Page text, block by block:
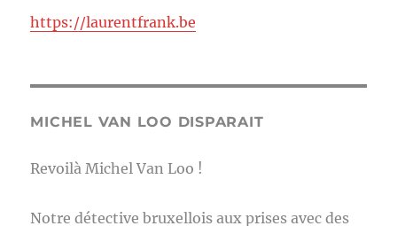
https://laurentfrank.be
MICHEL VAN LOO DISPARAIT
Revoilà Michel Van Loo !
Notre détective bruxellois aux prises avec des